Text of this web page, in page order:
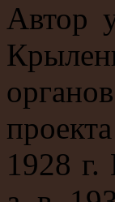
Автор
1928 г.